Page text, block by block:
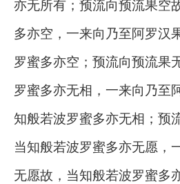
亦无所有；预流向预流果空
多亦空，一来向乃至阿罗汉
罗蜜多亦空；预流向预流果
罗蜜多亦无相，一来向乃至
知般若波罗蜜多亦无相；预
当知般若波罗蜜多亦无愿，
无愿故，当知般若波罗蜜多